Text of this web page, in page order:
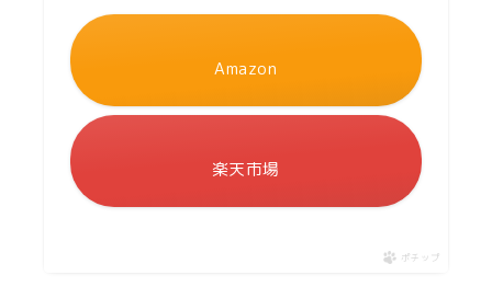
Amazon
楽天市場
ポチップ